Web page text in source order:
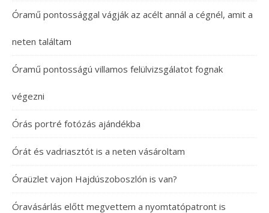
Óramű pontossággal vágják az acélt annál a cégnél, amit a
neten találtam
Óramű pontosságú villamos felülvizsgálatot fognak
végezni
Órás portré fotózás ajándékba
Órát és vadriasztót is a neten vásároltam
Óraüzlet vajon Hajdúszoboszlón is van?
Óravásárlás előtt megvettem a nyomtatópatront is